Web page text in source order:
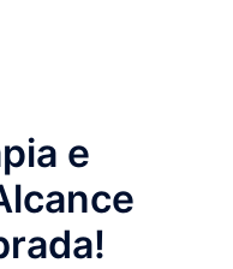
e